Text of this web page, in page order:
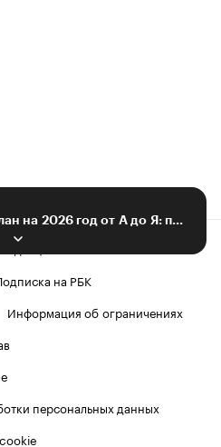
Личный финансовый план на 2026 год от А до Я: пошаговая инструкция
на РБК
Информация об ограничениях
персональных данных